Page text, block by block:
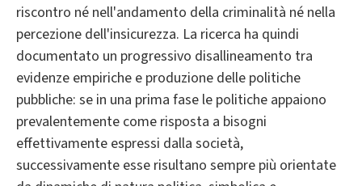
riscontro né nell'andamento della criminalità né nella
percezione dell'insicurezza. La ricerca ha quindi
documentato un progressivo disallineamento tra
evidenze empiriche e produzione delle politiche
pubbliche: se in una prima fase le politiche appaiono
prevalentemente come risposta a bisogni
effettivamente espressi dalla società,
successivamente esse risultano sempre più orientate